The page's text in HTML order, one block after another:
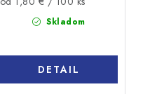
Skladom
DETAIL